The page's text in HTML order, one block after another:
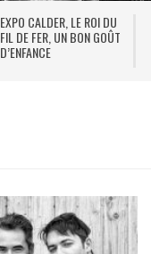
EXPO CALDER, LE ROI DU
FIL DE FER, UN BON GOÛT
D’ENFANCE